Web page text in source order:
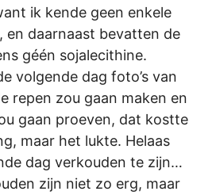
ik kende geen enkele
en daarnaast bevatten de
géén sojalecithine.
volgende dag foto’s van
repen zou gaan maken en
gaan proeven, dat kostte
maar het lukte. Helaas
dag verkouden te zijn…
zijn niet zo erg, maar